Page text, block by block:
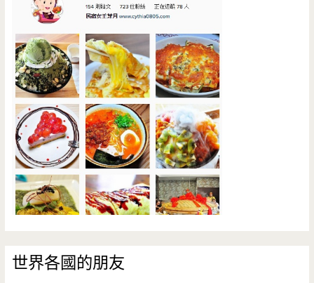
世界各國的朋友